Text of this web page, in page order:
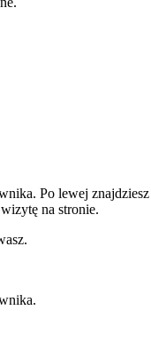
Po lewej
na stronie.